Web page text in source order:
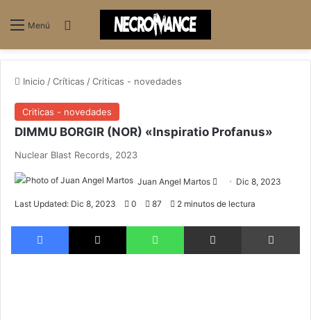
Menú
Inicio /Críticas /Criticas - novedades
Criticas - novedades
DIMMU BORGIR (NOR) «Inspiratio Profanus»
Nuclear Blast Records, 2023
Juan Angel Martos
Send Dic 8, 2023
Last Updated: Dic 8, 2023 0 87 2 minutos de lectura
Facebook X WhatsApp Compartir via email